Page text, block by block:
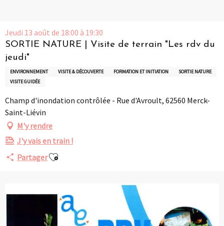
Jeudi 13 août de 18:00 à 19:30
SORTIE NATURE | Visite de terrain "Les rdv du
jeudi"
ENVIRONNEMENT VISITE & DÉCOUVERTE FORMATION ET INITIATION
SORTIE NATURE
VISITE GUIDÉE
Champ d'inondation contrôlée - Rue d'Avroult, 62560 Merck-
Saint-Liévin
M'y rendre
J'y vais en train !
PartagerAjouter aux favoris